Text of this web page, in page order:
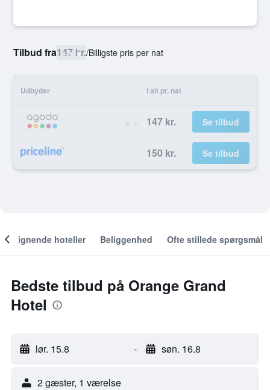
Tilbud fra147 kr./Billigste pris per nat
Udbyder I alt pr. nat
147 kr. Se tilbud
150 kr. Se tilbud
Lignende hoteller Beliggenhed Ofte stillede spørgsmål
Bedste tilbud på Orange Grand
Hotel
lør. 15.8 - søn. 16.8
2 gæster, 1 værelse